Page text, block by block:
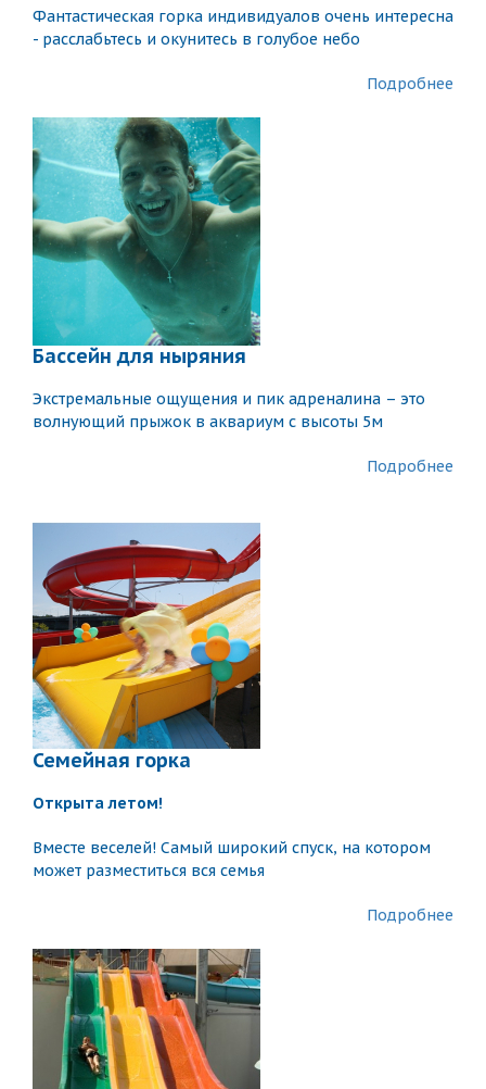
Фантастическая горка индивидуалов очень интересна
- расслабьтесь и окунитесь в голубое небо
Подробнее
Бассейн для ныряния
Экстремальные ощущения и пик адреналина – это
волнующий прыжок в аквариум с высоты 5м
Подробнее
Семейная горка
Открыта летом!
Вместе веселей! Самый широкий спуск, на котором
может разместиться вся семья
Подробнее